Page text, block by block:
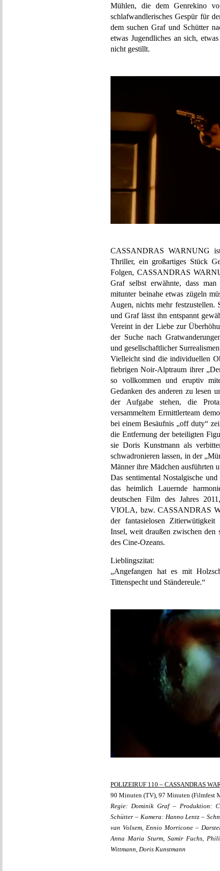
Mühlen, die dem Genrekino
schlafwandlerisches Gespür für
dem suchen Graf und Schütter
etwas Jugendliches an sich,
nicht gestillt.
CASSANDRAS WARNUNG
Thriller, ein großartiges Stück
Folgen, CASSANDRAS
Graf selbst erwähnte, dass
mitunter beinahe etwas zügeln
Augen, nichts mehr festzustellen.
und Graf lässt ihn entspannt
Vereint in der Liebe zur
der Suche nach
und gesellschaftlicher
Vielleicht sind die individuellen
fiebrigen Noir-Alptraum ihrer
so vollkommen und eruptiv
Gedanken des anderen zu lesen
der Aufgabe stehen, die
versammeltem Ermittlerteam
bei einem Besäufnis „off duty“
die Entfernung der beteiligten
sie Doris Kunstmann als
schwadronieren lassen, in der
Männer ihre Mädchen ausführten
Das sentimental Nostalgische
das heimlich Lauernde
deutschen Film des Jahres
VIOLA, bzw. CASSANDRAS
der fantasielosen Zitierwütigkeit
Insel, weit draußen zwischen den
des Cine-Ozeans.
Lieblingszitat:
„Angefangen hat es mit
Tittenspecht und Ständereule.“
POLIZEIRUF 110 – CASSANDRAS
90 Minuten (TV), 97 Minuten (Filmfest
Regie: Dominik Graf – Produktion:
Schütter – Kamera: Hanno Lentz –
van Volxem, Ennio Morricone –
Anna Maria Sturm, Samir Fuchs,
Wittmann, Doris Kunstmann